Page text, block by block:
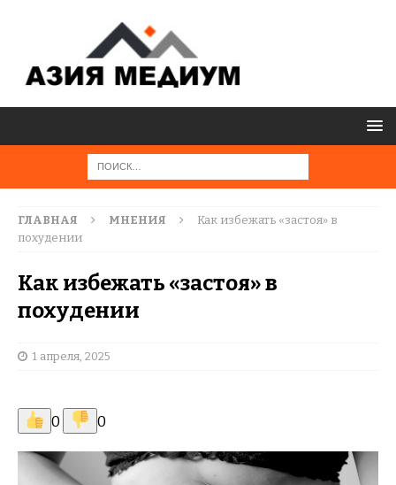
ГЛАВНАЯ МНЕНИЯ
Как избежать «застоя» в
похудении
Как избежать «застоя» в
похудении
1 апреля, 2025
0 0